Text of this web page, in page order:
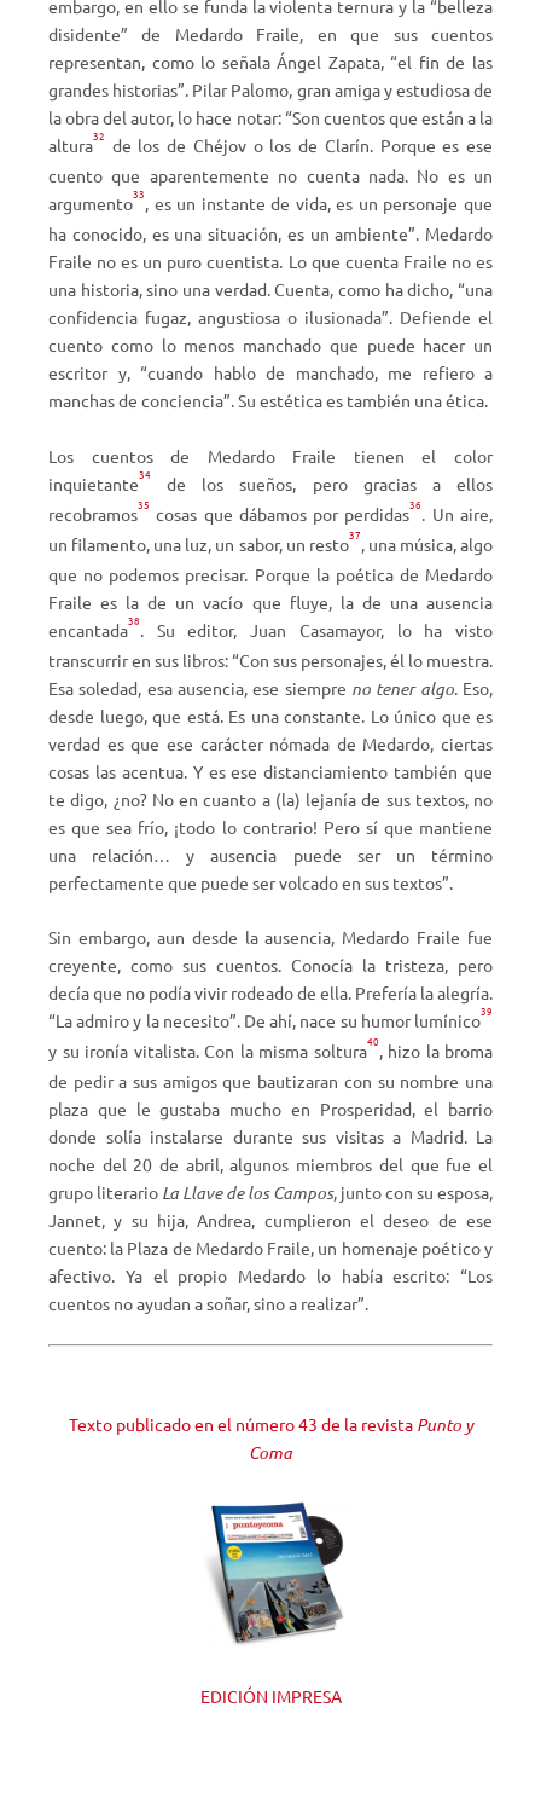
embargo, en ello se funda la violenta ternura y la “belleza
disidente” de Medardo Fraile, en que sus cuentos
representan, como lo señala Ángel Zapata, “el fin de las
grandes historias”. Pilar Palomo, gran amiga y estudiosa de
la obra del autor, lo hace notar: “Son cuentos que están a la
altura32 de los de Chéjov o los de Clarín. Porque es ese
cuento que aparentemente no cuenta nada. No es un
argumento33, es un instante de vida, es un personaje que
ha conocido, es una situación, es un ambiente”. Medardo
Fraile no es un puro cuentista. Lo que cuenta Fraile no es
una historia, sino una verdad. Cuenta, como ha dicho, “una
confidencia fugaz, angustiosa o ilusionada”. Defiende el
cuento como lo menos manchado que puede hacer un
escritor y, “cuando hablo de manchado, me refiero a
manchas de conciencia”. Su estética es también una ética.
Los cuentos de Medardo Fraile tienen el color
inquietante34
de los sueños, pero gracias a ellos
recobramos35 cosas que dábamos por perdidas36
. Un aire,
un filamento, una luz, un sabor, un resto37 , una música, algo
que no podemos precisar. Porque la poética de Medardo
Fraile es la de un vacío que fluye, la de una ausencia
encantada38
. Su editor, Juan Casamayor, lo ha visto
transcurrir en sus libros: “Con sus personajes, él lo muestra.
Esa soledad, esa ausencia, ese siempre no tener algo. Eso,
desde luego, que está. Es una constante. Lo único que es
verdad es que ese carácter nómada de Medardo, ciertas
cosas las acentua. Y es ese distanciamiento también que
te digo, ¿no? No en cuanto a (la) lejanía de sus textos, no
es que sea frío, ¡todo lo contrario! Pero sí que mantiene
una relación… y ausencia puede ser un término
perfectamente que puede ser volcado en sus textos”.
Sin embargo, aun desde la ausencia, Medardo Fraile fue
creyente, como sus cuentos. Conocía la tristeza, pero
decía que no podía vivir rodeado de ella. Prefería la alegría.
“La admiro y la necesito”. De ahí, nace su humor lumínico39
y su ironía vitalista. Con la misma soltura40, hizo la broma
de pedir a sus amigos que bautizaran con su nombre una
plaza que le gustaba mucho en Prosperidad, el barrio
donde solía instalarse durante sus visitas a Madrid. La
noche del 20 de abril, algunos miembros del que fue el
grupo literario La Llave de los Campos, junto con su esposa,
Jannet, y su hija, Andrea, cumplieron el deseo de ese
cuento: la Plaza de Medardo Fraile, un homenaje poético y
afectivo. Ya el propio Medardo lo había escrito: “Los
cuentos no ayudan a soñar, sino a realizar”.
Texto publicado en el número 43 de la revista Punto y
Coma
EDICIÓN IMPRESA